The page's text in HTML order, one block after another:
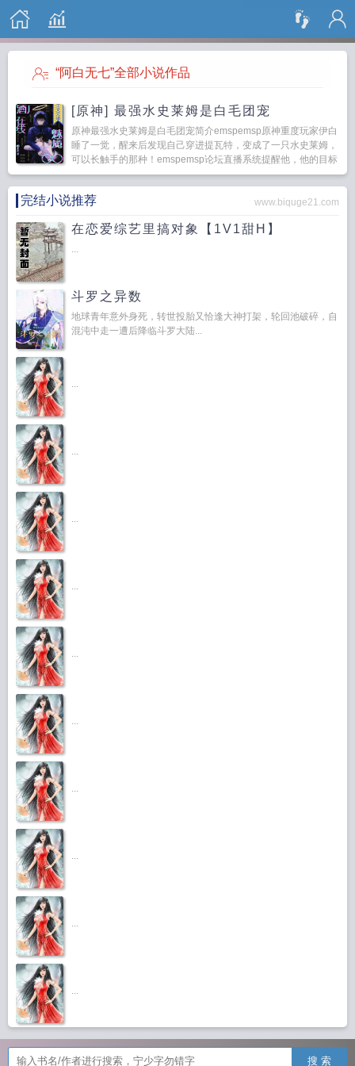
搜 索
“阿白无七”全部小说作品
[原神] 最强水史莱姆是白毛团宠
原神最强水史莱姆是白毛团宠简介emspemsp原神重度玩家伊白
睡了一觉，醒来后发现自己穿进提瓦特，变成了一只水史莱姆，
可以长触手的那种！emspemsp论坛直播系统提醒他，他的目标
是在一切的最后成为一个被玩家...
完结小说推荐 www.biquge21.com
在恋爱综艺里搞对象【1V1甜H】
...
斗罗之异数
地球青年意外身死，转世投胎又恰逢大神打架，轮回池破碎，自
混沌中走一遭后降临斗罗大陆...
...
...
...
...
...
...
...
...
...
...
搜 索